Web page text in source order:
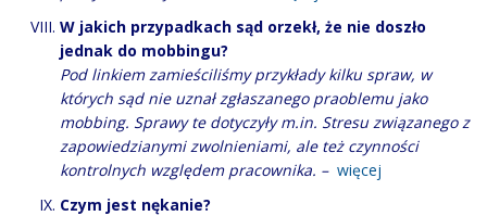
W jakich przypadkach sąd orzekł, że nie doszło
jednak do mobbingu?
Pod linkiem zamieściliśmy przykłady kilku spraw, w
których sąd nie uznał zgłaszanego praoblemu jako
mobbing. Sprawy te dotyczyły m.in. Stresu związanego z
zapowiedzianymi zwolnieniami, ale też czynności
kontrolnych względem pracownika. – więcej
Czym jest nękanie?